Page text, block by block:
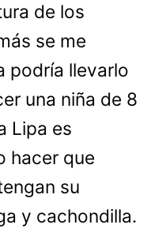
de los
se me
podría llevarlo
una niña de 8
Lipa es
hacer que
su
y cachondilla.